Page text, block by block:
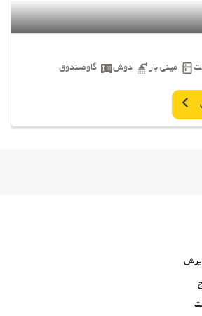
مینی بار دوش گاوصندوق